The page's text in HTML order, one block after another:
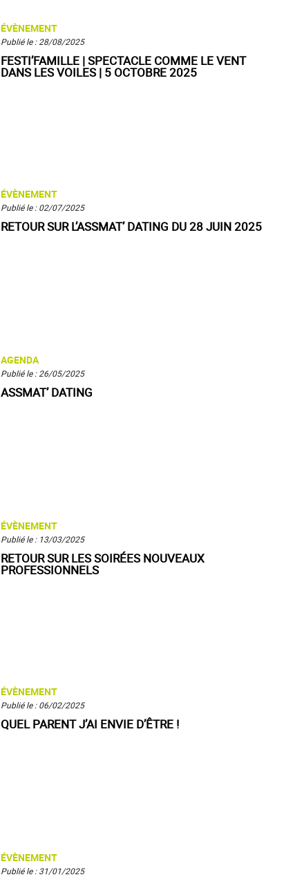
ÉVÈNEMENT
Publié le : 28/08/2025
FESTI’FAMILLE | SPECTACLE COMME LE VENT
DANS LES VOILES | 5 OCTOBRE 2025
ÉVÈNEMENT
Publié le : 02/07/2025
RETOUR SUR L’ASSMAT’ DATING DU 28 JUIN 2025
AGENDA
Publié le : 26/05/2025
ASSMAT’ DATING
ÉVÈNEMENT
Publié le : 13/03/2025
RETOUR SUR LES SOIRÉES NOUVEAUX
PROFESSIONNELS
ÉVÈNEMENT
Publié le : 06/02/2025
QUEL PARENT J’AI ENVIE D’ÊTRE !
ÉVÈNEMENT
Publié le : 31/01/2025